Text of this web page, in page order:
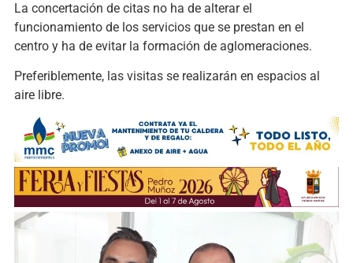
La concertación de citas no ha de alterar el
funcionamiento de los servicios que se prestan en el
centro y ha de evitar la formación de aglomeraciones.
Preferiblemente, las visitas se realizarán en espacios al
aire libre.